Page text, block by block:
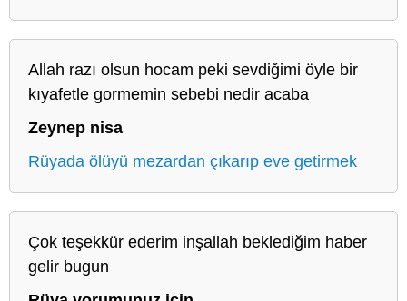
Allah razı olsun hocam peki sevdiğimi öyle bir
kıyafetle gormemin sebebi nedir acaba
Zeynep nisa
Rüyada ölüyü mezardan çıkarıp eve getirmek
Çok teşekkür ederim inşallah beklediğim haber
gelir bugun